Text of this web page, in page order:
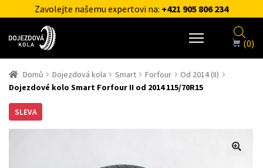
Zavolejte našemu expertovi na: +421 905 806 234
(0)
Domů Dojezdová kola Smart Forfour
Od 2014 (II)
Dojezdové kolo Smart Forfour II od 2014 115/70R15
SLEVA